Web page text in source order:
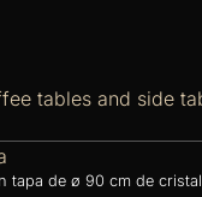
tables and side
tapa de ø 90 cm de